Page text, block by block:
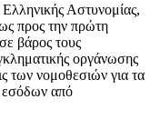
Αστυνομίας,
προς την πρώτη
βάρος τους
οργάνωσης
των νομοθεσιών για τα
εσόδων από